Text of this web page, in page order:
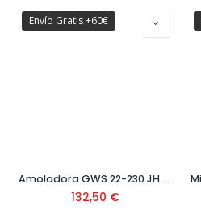
Envío Gratis +60€
Amoladora GWS 22-230 JH 230 mm Ref. 0.601.8C1.300
132,50 €